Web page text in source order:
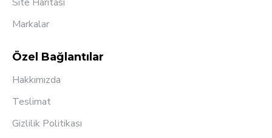
Markalar
Özel Bağlantılar
Hakkımızda
Teslimat
Gizlilik Politikası